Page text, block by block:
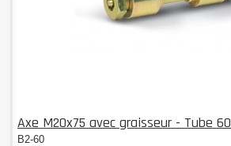
Axe M20x75 avec graisseur - Tube 60
B2-60